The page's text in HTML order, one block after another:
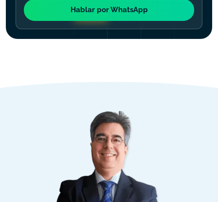
Hablar por WhatsApp